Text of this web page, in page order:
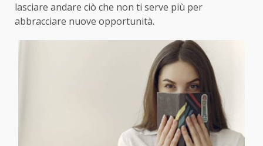
lasciare andare ciò che non ti serve più per
abbracciare nuove opportunità.